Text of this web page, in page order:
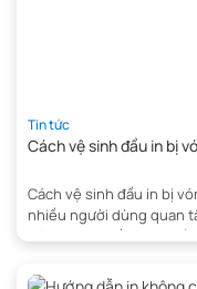
Tin tức
Cách vệ sinh đầu in bị
Cách vệ sinh đầu in bị
nhiều người dùng quan
bám quanh đầu in, gây
tượng này […]